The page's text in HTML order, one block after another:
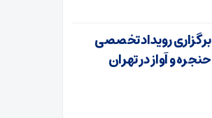
برگزاری رویداد تخصصی
حنجره و آواز در تهران